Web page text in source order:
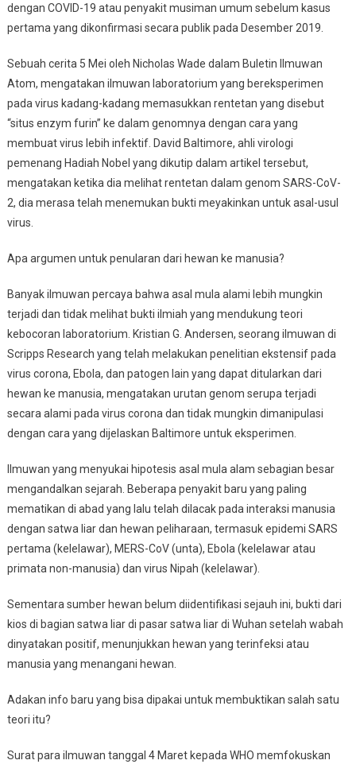
dengan COVID-19 atau penyakit musiman umum sebelum kasus
pertama yang dikonfirmasi secara publik pada Desember 2019.
Sebuah cerita 5 Mei oleh Nicholas Wade dalam Buletin Ilmuwan
Atom, mengatakan ilmuwan laboratorium yang bereksperimen
pada virus kadang-kadang memasukkan rentetan yang disebut
“situs enzym furin” ke dalam genomnya dengan cara yang
membuat virus lebih infektif. David Baltimore, ahli virologi
pemenang Hadiah Nobel yang dikutip dalam artikel tersebut,
mengatakan ketika dia melihat rentetan dalam genom SARS-CoV-
2, dia merasa telah menemukan bukti meyakinkan untuk asal-usul
virus.
Apa argumen untuk penularan dari hewan ke manusia?
Banyak ilmuwan percaya bahwa asal mula alami lebih mungkin
terjadi dan tidak melihat bukti ilmiah yang mendukung teori
kebocoran laboratorium. Kristian G. Andersen, seorang ilmuwan di
Scripps Research yang telah melakukan penelitian ekstensif pada
virus corona, Ebola, dan patogen lain yang dapat ditularkan dari
hewan ke manusia, mengatakan urutan genom serupa terjadi
secara alami pada virus corona dan tidak mungkin dimanipulasi
dengan cara yang dijelaskan Baltimore untuk eksperimen.
Ilmuwan yang menyukai hipotesis asal mula alam sebagian besar
mengandalkan sejarah. Beberapa penyakit baru yang paling
mematikan di abad yang lalu telah dilacak pada interaksi manusia
dengan satwa liar dan hewan peliharaan, termasuk epidemi SARS
pertama (kelelawar), MERS-CoV (unta), Ebola (kelelawar atau
primata non-manusia) dan virus Nipah (kelelawar).
Sementara sumber hewan belum diidentifikasi sejauh ini, bukti dari
kios di bagian satwa liar di pasar satwa liar di Wuhan setelah wabah
dinyatakan positif, menunjukkan hewan yang terinfeksi atau
manusia yang menangani hewan.
Adakan info baru yang bisa dipakai untuk membuktikan salah satu
teori itu?
Surat para ilmuwan tanggal 4 Maret kepada WHO memfokuskan